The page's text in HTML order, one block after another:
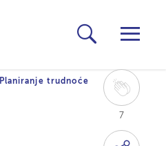
7
Planiranje trudnoće